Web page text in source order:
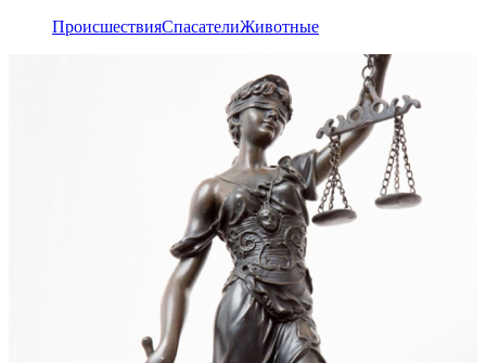
ПроисшествияСпасателиЖивотные